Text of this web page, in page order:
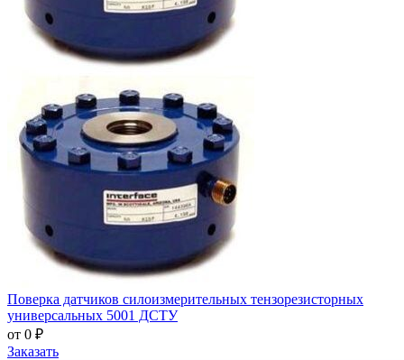
Поверка датчиков силоизмерительных тензорезисторных
универсальных 5001 ДСТУ
от 0 ₽
Заказать